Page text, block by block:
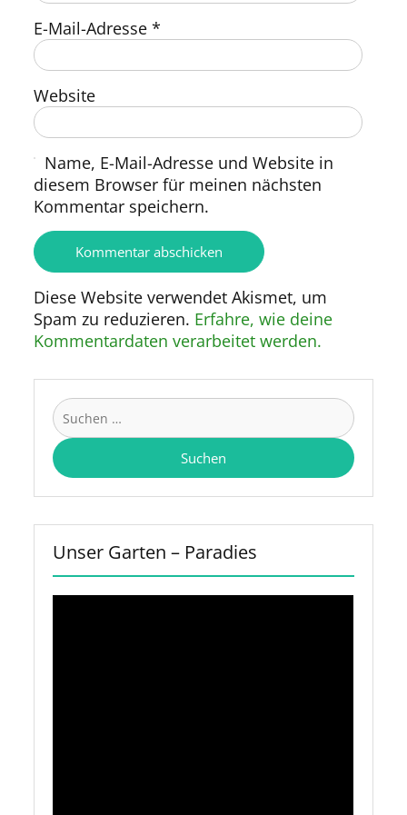
E-Mail-Adresse*
Website
Name, E-Mail-Adresse und Website in
diesem Browser für meinen nächsten
Kommentar speichern.
Diese Website verwendet Akismet, um
Spam zu reduzieren. Erfahre, wie deine
Kommentardaten verarbeitet werden.
Suchen
nach:
Unser Garten – Paradies